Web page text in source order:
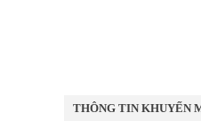
THÔNG TIN KHUYẾN